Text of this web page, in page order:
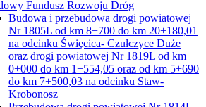
Fundusz Rozwoju Dróg
Budowa i przebudowa drogi powiatowej
Nr 1805L od km 8+700 do km 20+180,01
na odcinku Święcica- Czułczyce Duże
oraz drogi powiatowej Nr 1819L od km
0+000 do km 1+554,05 oraz od km 5+690
do km 7+500,03 na odcinku Staw-
Krobonosz